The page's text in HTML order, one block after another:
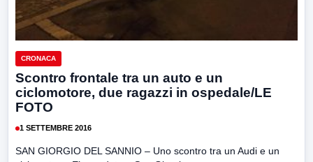
CRONACA
Scontro frontale tra un auto e un
ciclomotore, due ragazzi in ospedale/LE
FOTO
1 SETTEMBRE 2016
SAN GIORGIO DEL SANNIO – Uno scontro tra un Audi e un